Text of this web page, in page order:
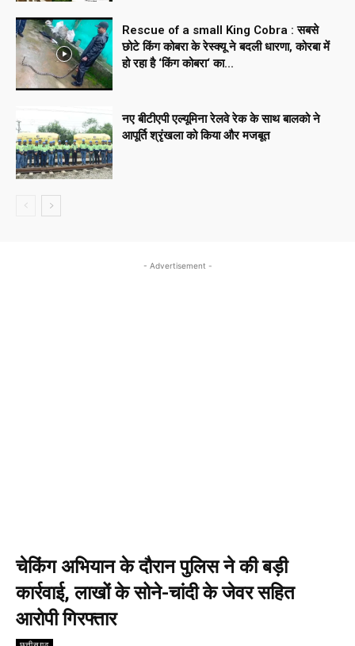
Rescue of a small King Cobra : सबसे
छोटे किंग कोबरा के रेस्क्यू ने बदली धारणा, कोरबा में
हो रहा है ‘किंग कोबरा‘ का...
नए बीटीएपी एल्यूमिना रेलवे रेक के साथ बालको ने
आपूर्ति श्रृंखला को किया और मजबूत
- Advertisement -